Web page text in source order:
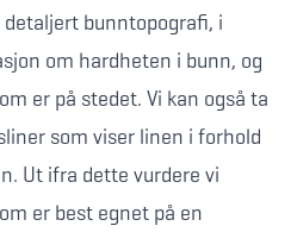
bunntopografi, i
om hardheten i bunn, og
er på stedet. Vi kan også ta
som viser linen i forhold
Ut ifra dette vurdere vi
er best egnet på en